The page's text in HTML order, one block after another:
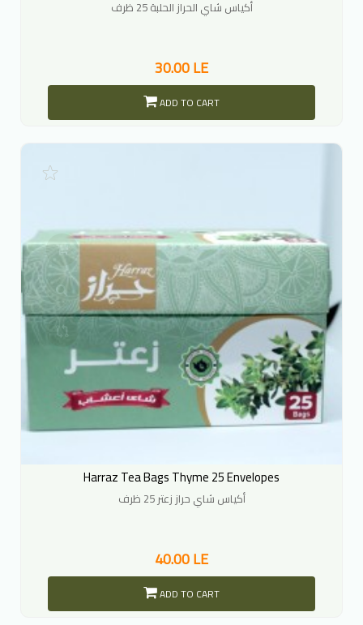
أكياس شاي الحراز الحلبة 25 ظرف
30.00 LE
ADD TO CART
Harraz Tea Bags Thyme 25 Envelopes
أكياس شاي حراز زعتر 25 ظرف
40.00 LE
ADD TO CART